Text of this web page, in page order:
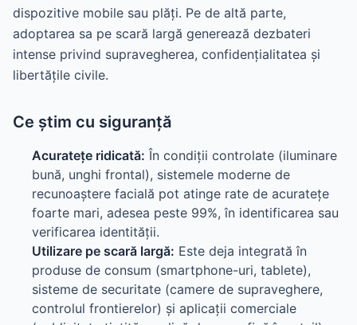
dispozitive mobile sau plăți. Pe de altă parte,
adoptarea sa pe scară largă generează dezbateri
intense privind supravegherea, confidențialitatea și
libertățile civile.
Ce știm cu siguranță
Acuratețe ridicată: În condiții controlate (iluminare
bună, unghi frontal), sistemele moderne de
recunoaștere facială pot atinge rate de acuratețe
foarte mari, adesea peste 99%, în identificarea sau
verificarea identității.
Utilizare pe scară largă: Este deja integrată în
produse de consum (smartphone-uri, tablete),
sisteme de securitate (camere de supraveghere,
controlul frontierelor) și aplicații comerciale